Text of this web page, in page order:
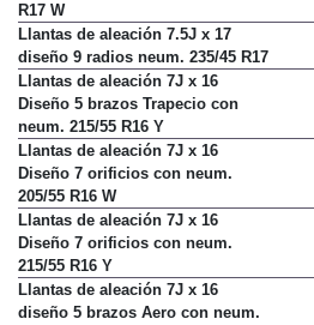
R17 W
Llantas de aleación 7.5J x 17
diseño 9 radios neum. 235/45 R17
Llantas de aleación 7J x 16
Diseño 5 brazos Trapecio con
neum. 215/55 R16 Y
Llantas de aleación 7J x 16
Diseño 7 orificios con neum.
205/55 R16 W
Llantas de aleación 7J x 16
Diseño 7 orificios con neum.
215/55 R16 Y
Llantas de aleación 7J x 16
diseño 5 brazos Aero con neum.